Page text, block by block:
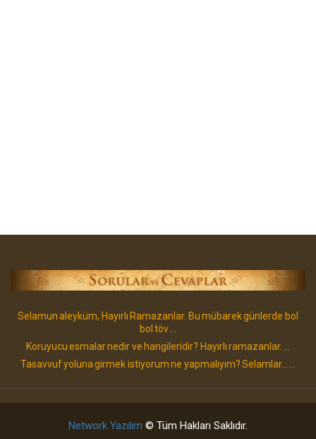
Selamun aleyküm, Hayırlı Ramazanlar. Bu mübarek günlerde bol
bol töv ...
Koruyucu esmalar nedir ve hangileridir? Hayırlı ramazanlar. ...
Tasavvuf yoluna girmek istiyorum ne yapmalıyım? Selamlar... ...
Network Yazılım © Tüm Hakları Saklıdır.